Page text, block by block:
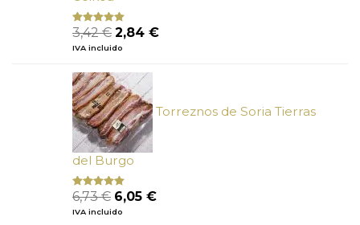
Valorado
con
de 5
3,42€ El
precio
era:
3,42 €.
2,84 €El
IVA incluido
Torreznos de Soria Tierras
del Burgo
Valorado
con
de
5
6,73€ El
precio
6,05 €El
IVA incluido